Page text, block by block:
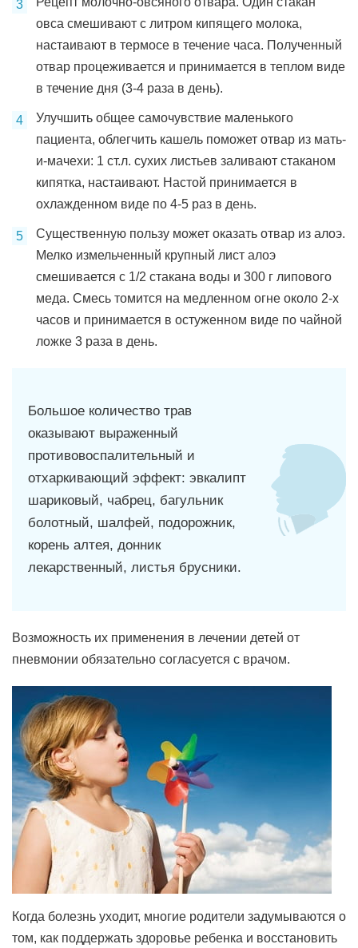
овса смешивают с литром кипящего молока,
настаивают в термосе в течение часа. Полученный
отвар процеживается и принимается в теплом виде
в течение дня (3-4 раза в день).
Улучшить общее самочувствие маленького
пациента, облегчить кашель поможет отвар из мать-
и-мачехи: 1 ст.л. сухих листьев заливают стаканом
кипятка, настаивают. Настой принимается в
охлажденном виде по 4-5 раз в день.
Существенную пользу может оказать отвар из алоэ.
Мелко измельченный крупный лист алоэ
смешивается с 1/2 стакана воды и 300 г липового
меда. Смесь томится на медленном огне около 2-х
часов и принимается в остуженном виде по чайной
ложке 3 раза в день.
Большое количество трав
оказывают выраженный
противовоспалительный и
отхаркивающий эффект: эвкалипт
шариковый, чабрец, багульник
болотный, шалфей, подорожник,
корень алтея, донник
лекарственный, листья брусники.
Возможность их применения в лечении детей от
пневмонии обязательно согласуется с врачом.
Когда болезнь уходит, многие родители задумываются о
том, как поддержать здоровье ребенка и восстановить